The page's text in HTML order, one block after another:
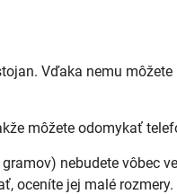
Vďaka nemu
môžete odomykať
nebudete vôbec
oceníte jej malé